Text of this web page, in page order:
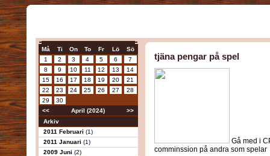
Må Ti On To Fr Lö
Sö
1
2 3 4 5 6
7
8
9 10 11 12 13
14
15
16 17 18 19 20
21
22
23 24 25 26 27
28
29
30
<<
April (2024)
>>
Arkiv
2011 Februari (1)
2011 Januari (1)
2009 Juni (2)
tjäna pengar på spel
Gå med i
comminssion på andra som spelar